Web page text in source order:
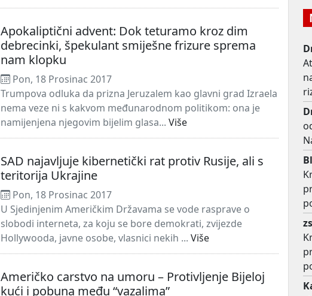
Apokaliptični advent: Dok teturamo kroz dim
debrecinki, špekulant smiješne frizure sprema
nam klopku
Pon, 18 Prosinac 2017
Trumpova odluka da prizna Jeruzalem kao glavni grad Izraela
nema veze ni s kakvom međunarodnom politikom: ona je
namijenjena njegovim bijelim glasa... Više
SAD najavljuje kibernetički rat protiv Rusije, ali s
teritorija Ukrajine
Pon, 18 Prosinac 2017
U Sjedinjenim Američkim Državama se vode rasprave o
slobodi interneta, za koju se bore demokrati, zvijezde
Hollywooda, javne osobe, vlasnici nekih ... Više
Američko carstvo na umoru – Protivljenje Bijeloj
kući i pobuna među “vazalima”
zs